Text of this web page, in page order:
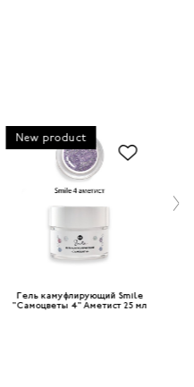
New product
Гель камуфлирующий Smile
"Самоцветы 4" Аметист 25 мл